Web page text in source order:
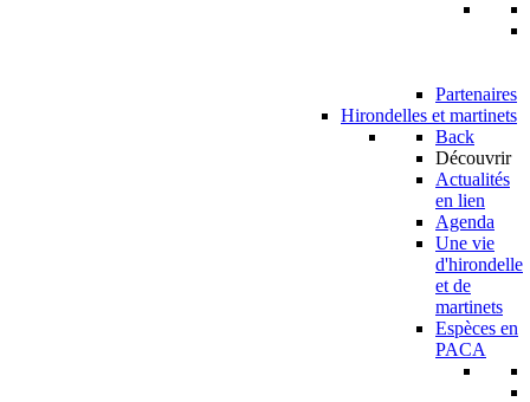
Partenaires
Hirondelles et martinets
Back
Découvrir
Actualités
en lien
Agenda
Une vie
d'hirondelle
et de
martinets
Espèces en
PACA